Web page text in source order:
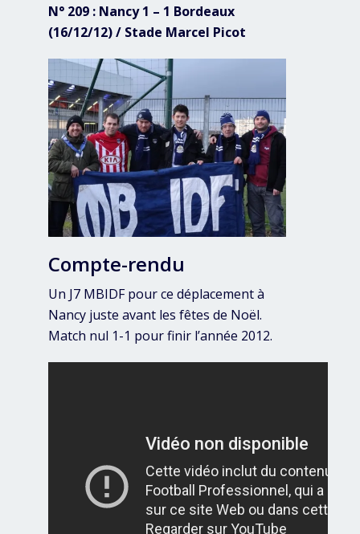
N° 209 : Nancy 1 – 1 Bordeaux
(16/12/12) / Stade Marcel Picot
Compte-rendu
Un J7 MBIDF pour ce déplacement à
Nancy juste avant les fêtes de Noël.
Match nul 1-1 pour finir l’année 2012.